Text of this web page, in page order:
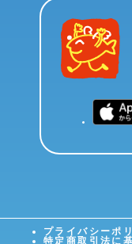
プライバシーポ
特定商取引法に